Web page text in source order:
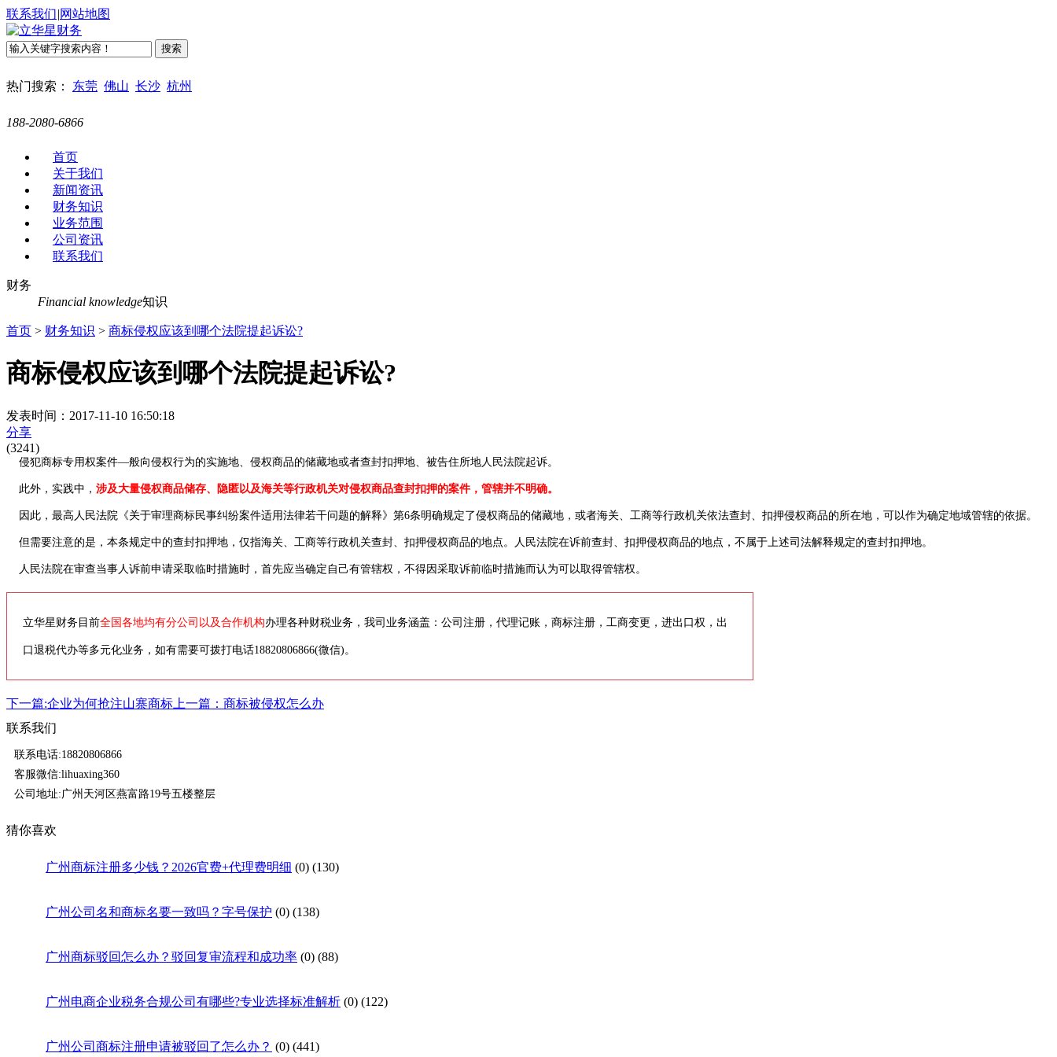
联系我们|网站地图
热门搜索： 东莞 佛山 长沙 杭州
188-2080-6866
首页
关于我们
新闻资讯
财务知识
业务范围
公司资讯
联系我们
财务
Financial knowledge知识
首页 > 财务知识 > 商标侵权应该到哪个法院提起诉讼?
商标侵权应该到哪个法院提起诉讼?
发表时间：2017-11-10 16:50:18
分享
(3241)
侵犯商标专用权案件—般向侵权行为的实施地、侵权商品的储藏地或者查封扣押地、被告住所地人民法院起诉。
此外，实践中， 涉及大量侵权商品储存、隐匿以及海关等行政机关对侵权商品查封扣押的案件，管辖并不明确。
因此，最高人民法院《关于审理商标民事纠纷案件适用法律若干问题的解释》第6条明确规定了侵权商品的储藏地，或者海关、工商等行政机关依法查封、扣押侵权商品的所在地，可以作为确定地域管辖的依据。
但需要注意的是，本条规定中的查封扣押地，仅指海关、工商等行政机关查封、扣押侵权商品的地点。人民法院在诉前查封、扣押侵权商品的地点，不属于上述司法解释规定的查封扣押地。
人民法院在审查当事人诉前申请采取临时措施时，首先应当确定自己有管辖权，不得因采取诉前临时措施而认为可以取得管辖权。
立华星财务目前全国各地均有分公司以及合作机构办理各种财税业务，我司业务涵盖：公司注册，代理记账，商标注册，工商变更，进出口权，出
口退税代办等多元化业务，如有需要可拨打电话18820806866(微信)。
下一篇:企业为何抢注山寨商标 上一篇：商标被侵权怎么办
联系我们
联系电话:18820806866
客服微信:lihuaxing360
公司地址:广州天河区燕富路19号五楼整层
猜你喜欢
广州商标注册多少钱？2026官费+代理费明细 (0) (130)
广州公司名和商标名要一致吗？字号保护 (0) (138)
广州商标驳回怎么办？驳回复审流程和成功率 (0) (88)
广州电商企业税务合规公司有哪些?专业选择标准解析 (0) (122)
广州公司商标注册申请被驳回了怎么办？ (0) (441)